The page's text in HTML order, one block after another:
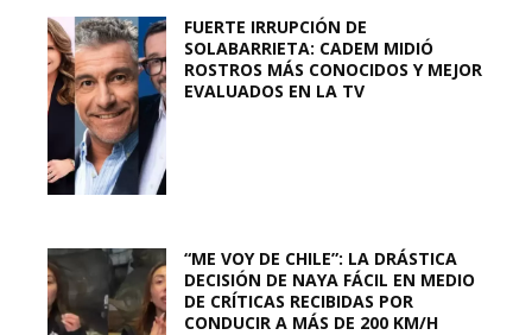
FUERTE IRRUPCIÓN DE
SOLABARRIETA: CADEM MIDIÓ
ROSTROS MÁS CONOCIDOS Y MEJOR
EVALUADOS EN LA TV
“ME VOY DE CHILE”: LA DRÁSTICA
DECISIÓN DE NAYA FÁCIL EN MEDIO
DE CRÍTICAS RECIBIDAS POR
CONDUCIR A MÁS DE 200 KM/H